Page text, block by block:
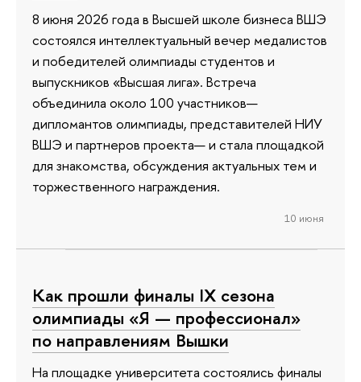
8 июня 2026 года в Высшей школе бизнеса ВШЭ
состоялся интеллектуальный вечер медалистов
и победителей олимпиады студентов и
выпускников «Высшая лига». Встреча
объединила около 100 участников—
дипломантов олимпиады, представителей НИУ
ВШЭ и партнеров проекта— и стала площадкой
для знакомства, обсуждения актуальных тем и
торжественного награждения.
10 июня
Как прошли финалы IX сезона
олимпиады «Я — профессионал»
по направлениям Вышки
На площадке университета состоялись финалы